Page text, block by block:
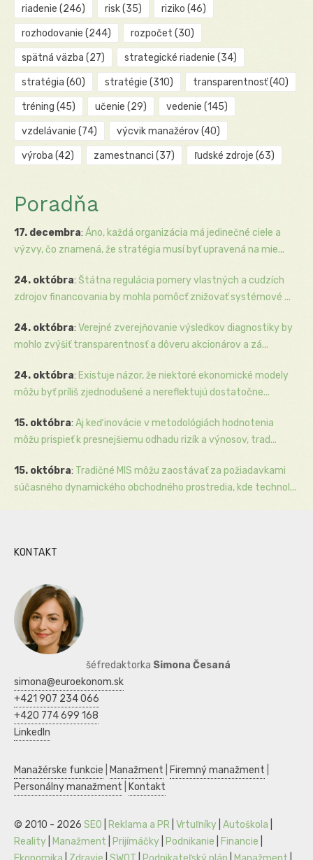
riadenie (246) risk(35) riziko (46)
rozhodovanie (244) rozpočet (30)
spätná väzba (27) strategické riadenie (34)
stratégia (60) stratégie (310) transparentnosť(40)
tréning (45) učenie (29) vedenie (145)
vzdelávanie (74) výcvik manažérov(40)
výroba (42) zamestnanci (37) ľudské zdroje (63)
Poradňa
17. decembra: Áno, každá organizácia má jedinečné ciele a
výzvy, čo znamená, že stratégia musí byť upravená na mie...
24. októbra: Štátna regulácia pomery vlastných a cudzích
zdrojov financovania by mohla pomôcť znižovať systémové ...
24. októbra: Verejné zverejňovanie výsledkov diagnostiky by
mohlo zvýšiť transparentnosť a dôveru akcionárov a zá...
24. októbra: Existuje názor, že niektoré ekonomické modely
môžu byť príliš zjednodušené a nereflektujú dostatočne...
15. októbra: Aj keď inovácie v metodológiách hodnotenia
môžu prispieť k presnejšiemu odhadu rizík a výnosov, trad...
15. októbra: Tradičné MIS môžu zaostávať za požiadavkami
súčasného dynamického obchodného prostredia, kde technol...
KONTAKT
šéfredaktorka Simona Česaná
simona@euroekonom.sk
+421 907 234 066
+420 774 699 168
LinkedIn
Manažérske funkcie Manažment Firemný manažment
Personálny manažment
Kontakt
© 2010 - 2026 SEO Reklama a PR Vrtuľníky Autoškola
Reality
Manažment Prijímáčky Podnikanie Financie